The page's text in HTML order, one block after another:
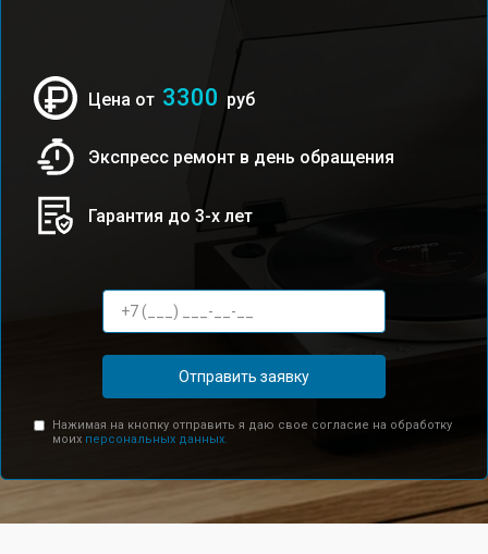
Цена от 3300 руб
Экспресс ремонт в день обращения
Гарантия до 3-х лет
Отправить заявку
Нажимая на кнопку отправить я даю свое согласие на обработку
моих персональных данных.